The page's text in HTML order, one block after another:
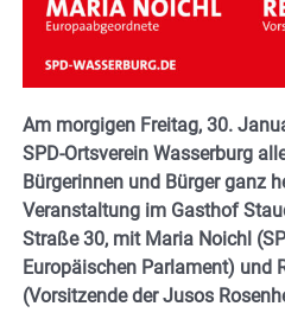
Am morgigen Freitag, 30.
SPD-Ortsverein Wasserburg
Bürgerinnen und Bürger ganz
Veranstaltung im Gasthof
Straße 30, mit Maria Noichl
Europäischen Parlament) und
(Vorsitzende der Jusos